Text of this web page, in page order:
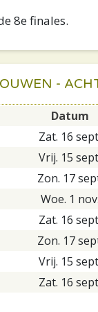
8e finales.
-
Datum
Zat. 16
Vrij. 15
Zon. 17
Woe. 1 nov.
Zat. 16
Zon. 17
Vrij. 15
Zat. 16